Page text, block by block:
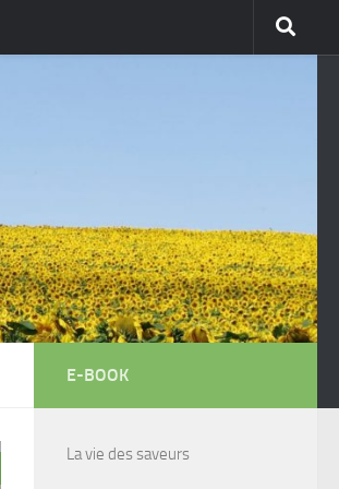
E-BOOK
La vie des saveurs